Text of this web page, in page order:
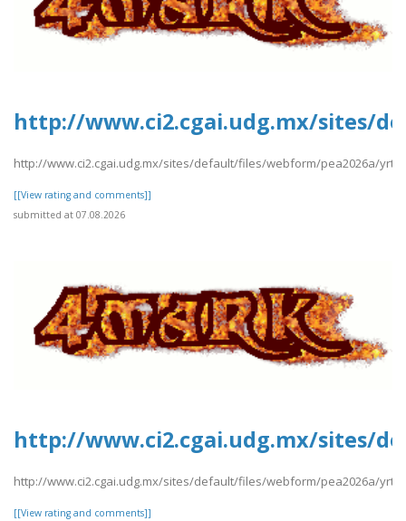
http://www.ci2.cgai.udg.mx/sites/
http://www.ci2.cgai.udg.mx/sites/default/files/webform/pea2026a/
[[View rating and comments]]
submitted at 07.08.2026
http://www.ci2.cgai.udg.mx/sites/
http://www.ci2.cgai.udg.mx/sites/default/files/webform/pea2026a/
[[View rating and comments]]